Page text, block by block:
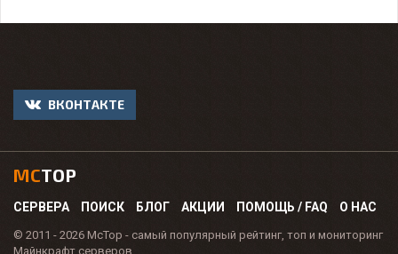
ВКОНТАКТЕ
MCTOP
СЕРВЕРА ПОИСК БЛОГ АКЦИИ ПОМОЩЬ / FAQ О НАС
© 2011 - 2026 McTop - самый популярный рейтинг, топ и мониторинг
Майнкрафт серверов.